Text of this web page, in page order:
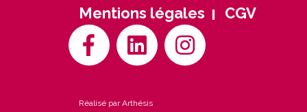
Réalisé par Arthésis
Mentions légales
CGV